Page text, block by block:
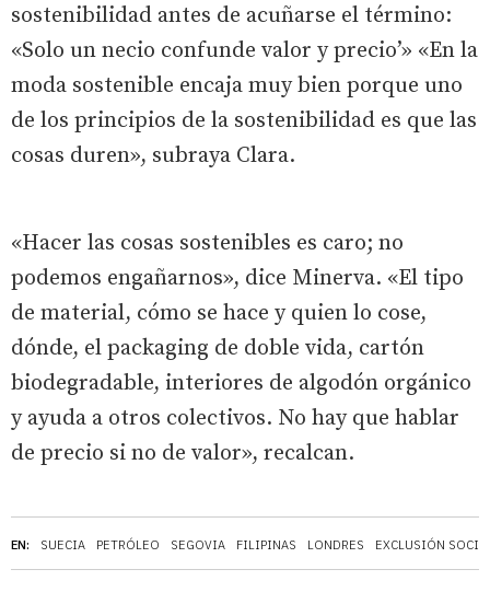
EN: SUECIA PETRÓLEO SEGOVIA FILIPINAS LONDRES EXCLUSIÓN
sostenibilidad antes de acuñarse el término:
«Solo un necio confunde valor y precio’» «En la
moda sostenible encaja muy bien porque uno
de los principios de la sostenibilidad es que las
cosas duren», subraya Clara.
«Hacer las cosas sostenibles es caro; no
podemos engañarnos», dice Minerva. «El tipo
de material, cómo se hace y quien lo cose,
dónde, el packaging de doble vida, cartón
biodegradable, interiores de algodón orgánico
y ayuda a otros colectivos. No hay que hablar
de precio si no de valor», recalcan.